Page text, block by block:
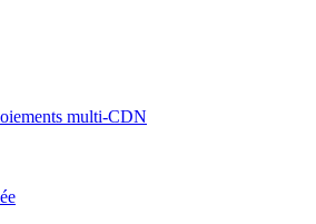
multi-CDN